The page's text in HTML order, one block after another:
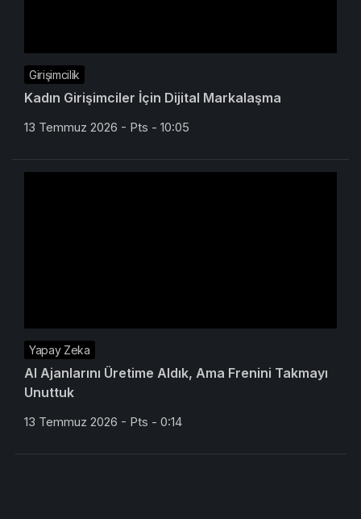
Girişimcilik
Kadın Girişimciler İçin Dijital Markalaşma
13 Temmuz 2026 - Pts - 10:05
Yapay Zeka
AI Ajanlarını Üretime Aldık, Ama Frenini Takmayı
Unuttuk
13 Temmuz 2026 - Pts - 0:14